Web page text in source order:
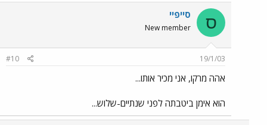
ס סייפיי
New member
19/1/03
#10
אהה מרקו, אני מכיר אותו...
הוא אימן ביטבתה לפני שנתיים-שלוש...